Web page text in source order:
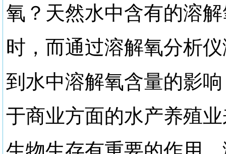
氧？天然水中含有的溶
时，而通过溶解氧分析
到水中溶解氧含量的影
于商业方面的水产养殖